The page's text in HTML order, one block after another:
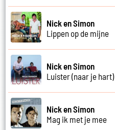
Nick en Simon
Lippen op de mijne
Nick en Simon
Luister (naar je hart)
Nick en Simon
Mag ik met je mee